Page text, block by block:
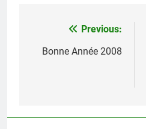
Navigation
de
Previous:
Bonne Année 2008